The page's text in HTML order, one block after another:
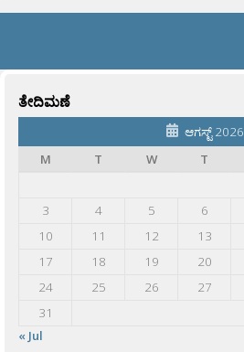
ತೇದಿಮಣೆ
ಆಗಸ್ಟ್ 2026
M
T W T
3
4 5 6
10
11 12 13
17
18 19 20
24
25 26 27
31
« Jul